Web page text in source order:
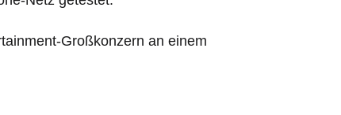
Großkonzern an einem